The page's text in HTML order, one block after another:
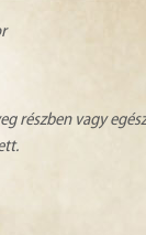
részben vagy